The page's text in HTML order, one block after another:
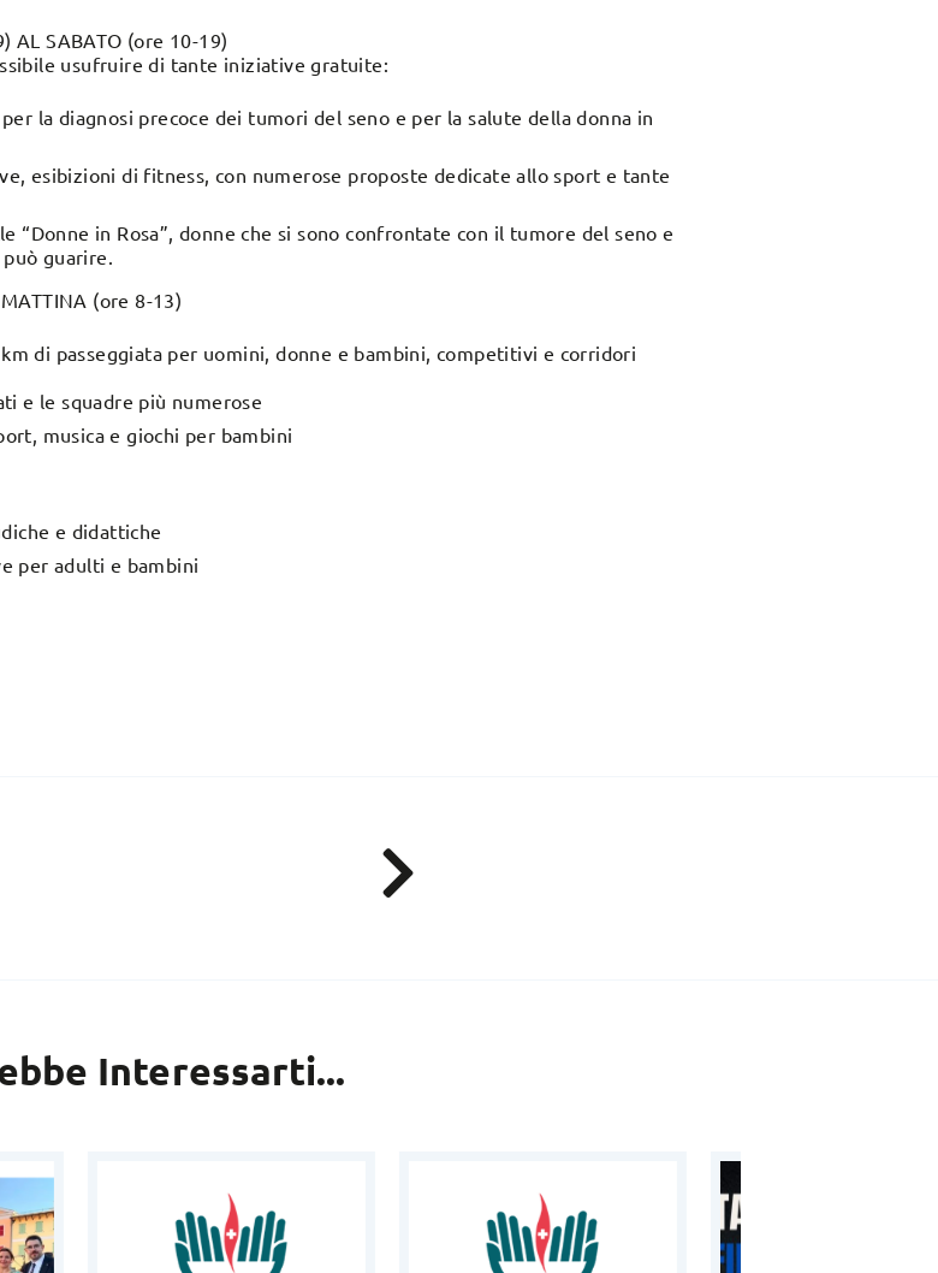
AL SABATO (ore 10-19)
usufruire di tante iniziative gratuite:
la diagnosi precoce dei tumori del seno e per la salute della donna in
esibizioni di fitness, con numerose proposte dedicate allo sport e tante
“Donne in Rosa”, donne che si sono confrontate con il tumore del seno e
guarire.
MATTINA (ore 8-13)
di passeggiata per uomini, donne e bambini, competitivi e corridori
e le squadre più numerose
musica e giochi per bambini
e didattiche
per adulti e bambini
Interessarti...